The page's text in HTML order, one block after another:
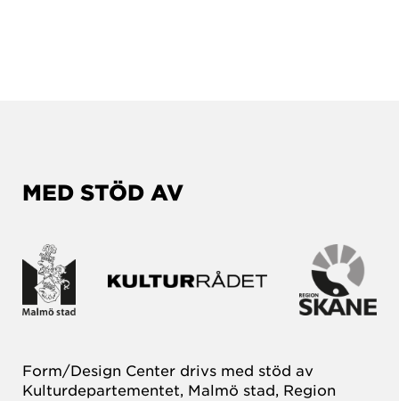
MED STÖD AV
Form/Design Center drivs med stöd av
Kulturdepartementet, Malmö stad, Region